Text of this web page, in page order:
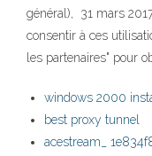
général), 31 mars
consentir à ces
les partenaires" pour
windows 2000
best proxy tunnel
acestream_